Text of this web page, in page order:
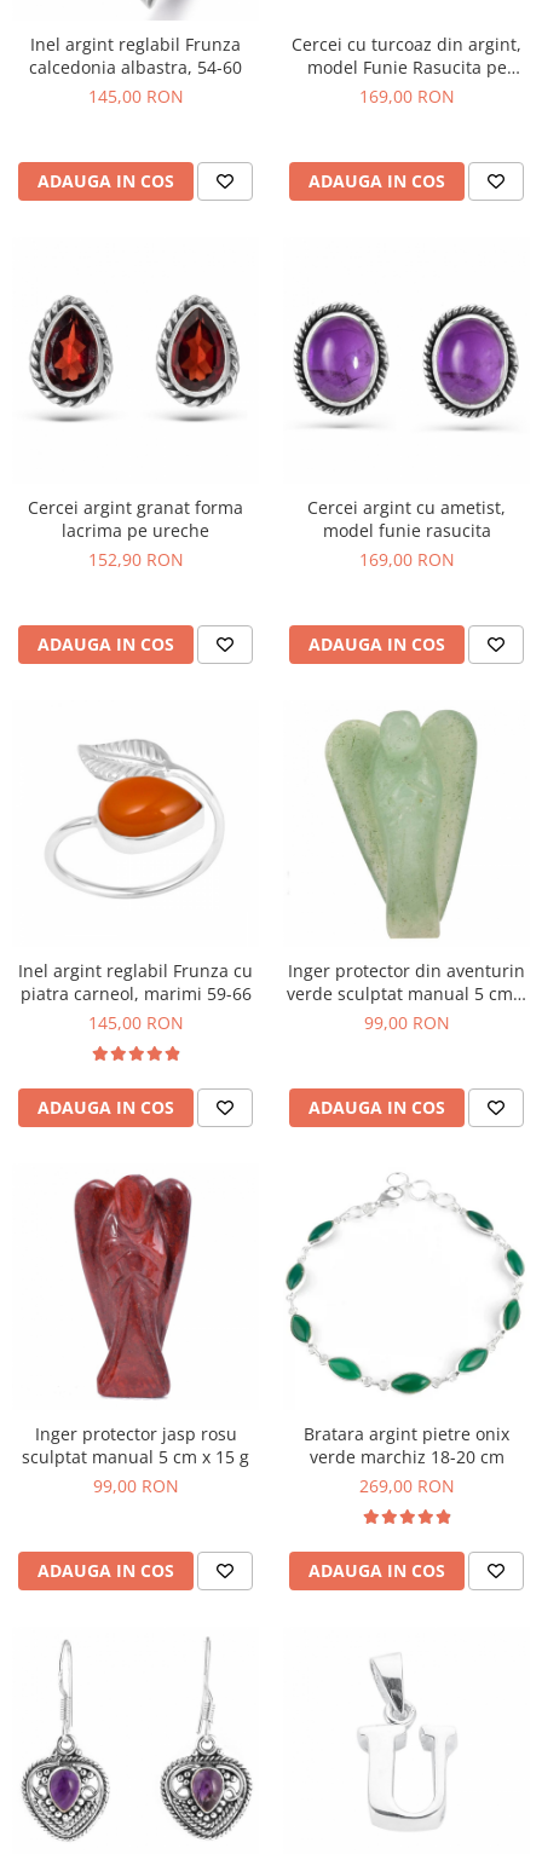
Inel argint reglabil Frunza
calcedonia albastra, 54-60
145,00 RON
ADAUGA IN COS
Cercei cu turcoaz din argint,
model Funie Rasucita pe
ureche
169,00 RON
ADAUGA IN COS
Cercei argint granat forma
lacrima pe ureche
152,90 RON
ADAUGA IN COS
Cercei argint cu ametist,
model funie rasucita
169,00 RON
ADAUGA IN COS
Inel argint reglabil Frunza cu
piatra carneol, marimi 59-66
145,00 RON
ADAUGA IN COS
Inger protector din aventurin
verde sculptat manual 5 cm x
25 g
99,00 RON
ADAUGA IN COS
Inger protector jasp rosu
sculptat manual 5 cm x 15 g
99,00 RON
ADAUGA IN COS
Bratara argint pietre onix
verde marchiz 18-20 cm
269,00 RON
ADAUGA IN COS